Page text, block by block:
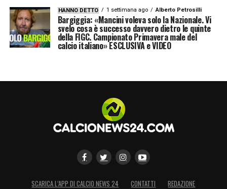
HANNO DETTO 1 settimana ago Alberto Petrosilli
Bargiggia: «Mancini voleva solo la Nazionale. Vi
svelo cosa è successo davvero dietro le quinte
della FIGC. Campionato Primavera male del
calcio italiano» ESCLUSIVA e VIDEO
SCARICA L’APP DI CALCIO NEWS 24 CONTATTI
REDAZIONE